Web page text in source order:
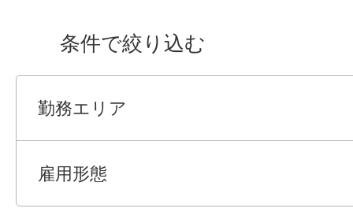
条件で絞り込む
勤務エリア
雇用形態